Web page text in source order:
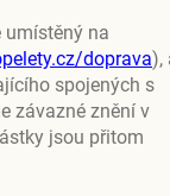
umístěný na
doprava),
spojených s
závazné znění v
jsou přitom